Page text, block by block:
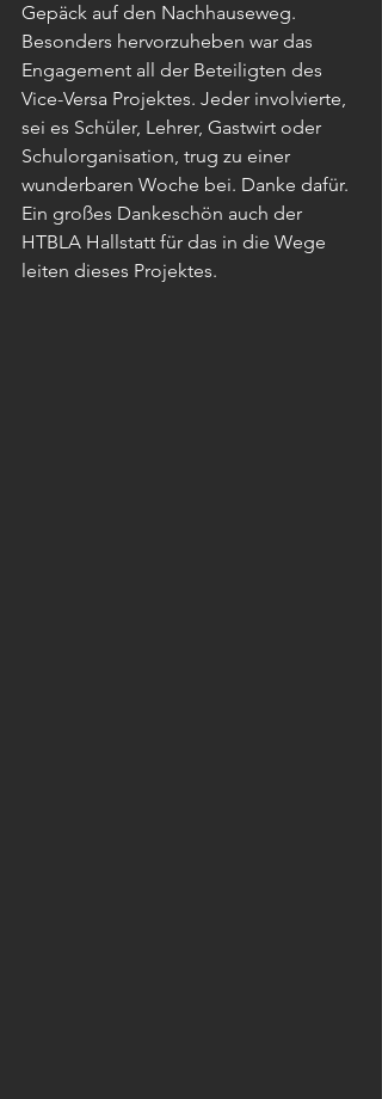
Gepäck auf den Nachhauseweg.
Besonders hervorzuheben war das
Engagement all der Beteiligten des
Vice-Versa Projektes. Jeder involvierte,
sei es Schüler, Lehrer, Gastwirt oder
Schulorganisation, trug zu einer
wunderbaren Woche bei. Danke dafür.
Ein großes Dankeschön auch der
HTBLA Hallstatt für das in die Wege
leiten dieses Projektes.